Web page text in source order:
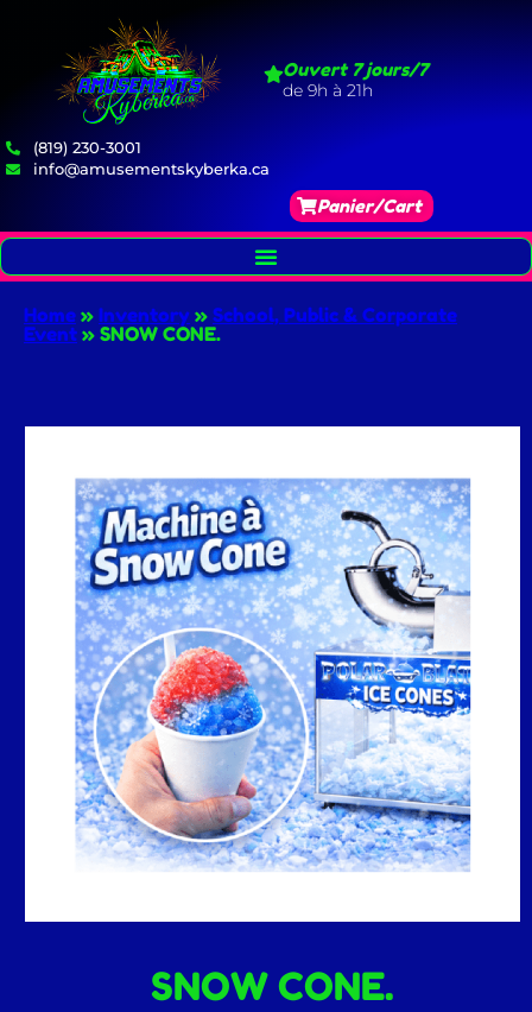
Ouvert 7 jours/7
de 9h à 21h
(819) 230-3001
info@amusementskyberka.ca
Panier/Cart
Home » Inventory » School, Public & Corporate
Event » SNOW CONE.
SNOW CONE.